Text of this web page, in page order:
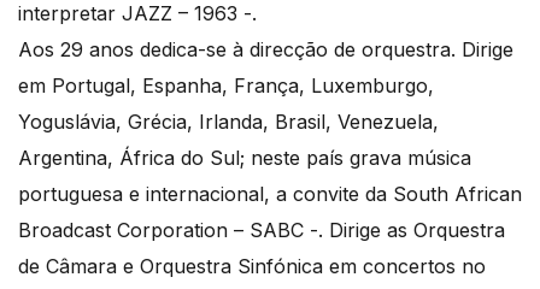
interpretar JAZZ – 1963 -.
Aos 29 anos dedica-se à direcção de orquestra. Dirige
em Portugal, Espanha, França, Luxemburgo,
Yoguslávia, Grécia, Irlanda, Brasil, Venezuela,
Argentina, África do Sul; neste país grava música
portuguesa e internacional, a convite da South African
Broadcast Corporation – SABC -. Dirige as Orquestra
de Câmara e Orquestra Sinfónica em concertos no